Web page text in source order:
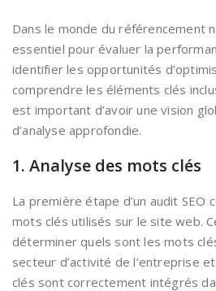
Dans le monde du référencement
essentiel pour évaluer la
identifier les opportunités
comprendre les éléments clés
est important d’avoir une vision
d’analyse approfondie.
1. Analyse des mots clés
La première étape d’un audit SEO
mots clés utilisés sur le site web.
déterminer quels sont les mots
secteur d’activité de l’entreprise
clés sont correctement intégrés